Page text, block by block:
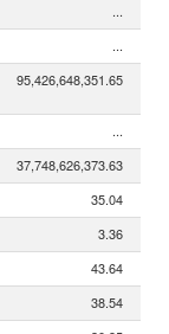
...
...
95,426,648,351.65
...
37,748,626,373.63
35.04
3.36
43.64
38.54